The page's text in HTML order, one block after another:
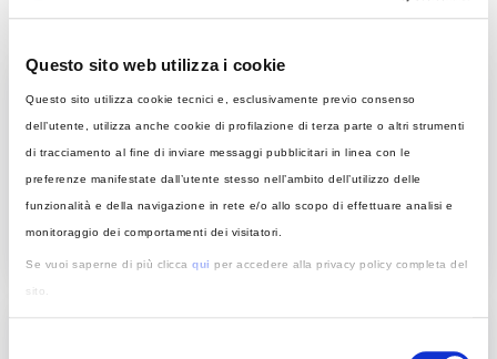
Questo sito web utilizza i cookie
Questo sito utilizza cookie tecnici e, esclusivamente previo consenso
dell’utente, utilizza anche cookie di profilazione di terza parte o altri strumenti
di tracciamento al fine di inviare messaggi pubblicitari in linea con le
preferenze manifestate dall’utente stesso nell’ambito dell’utilizzo delle
funzionalità e della navigazione in rete e/o allo scopo di effettuare analisi e
monitoraggio dei comportamenti dei visitatori.
Se vuoi saperne di più clicca qui per accedere alla privacy policy completa del
sito.
navigazione più soddisfacente. Puoi modificare le tue scelte in tema di cookie
1 ora:11 km
Tempo di ricarica con diverse soluzioni
Per 50 km
Tempo di ricarica con 22 kW